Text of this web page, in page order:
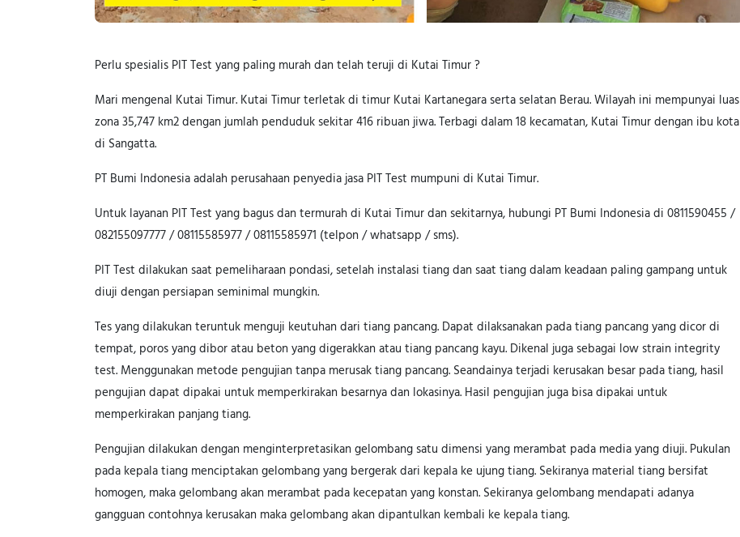
Perlu spesialis PIT Test yang paling murah dan telah teruji di Kutai Timur ?
Mari mengenal Kutai Timur. Kutai Timur terletak di timur Kutai Kartanegara serta selatan Berau. Wilayah ini mempunyai luas
zona 35,747 km2 dengan jumlah penduduk sekitar 416 ribuan jiwa. Terbagi dalam 18 kecamatan, Kutai Timur dengan ibu kota
di Sangatta.
PT Bumi Indonesia adalah perusahaan penyedia jasa PIT Test mumpuni di Kutai Timur.
Untuk layanan PIT Test yang bagus dan termurah di Kutai Timur dan sekitarnya, hubungi PT Bumi Indonesia di 0811590455 /
082155097777 / 08115585977 / 08115585971 (telpon / whatsapp / sms).
PIT Test dilakukan saat pemeliharaan pondasi, setelah instalasi tiang dan saat tiang dalam keadaan paling gampang untuk
diuji dengan persiapan seminimal mungkin.
Tes yang dilakukan teruntuk menguji keutuhan dari tiang pancang. Dapat dilaksanakan pada tiang pancang yang dicor di
tempat, poros yang dibor atau beton yang digerakkan atau tiang pancang kayu. Dikenal juga sebagai low strain integrity
test. Menggunakan metode pengujian tanpa merusak tiang pancang. Seandainya terjadi kerusakan besar pada tiang, hasil
pengujian dapat dipakai untuk memperkirakan besarnya dan lokasinya. Hasil pengujian juga bisa dipakai untuk
memperkirakan panjang tiang.
Pengujian dilakukan dengan menginterpretasikan gelombang satu dimensi yang merambat pada media yang diuji. Pukulan
pada kepala tiang menciptakan gelombang yang bergerak dari kepala ke ujung tiang. Sekiranya material tiang bersifat
homogen, maka gelombang akan merambat pada kecepatan yang konstan. Sekiranya gelombang mendapati adanya
gangguan contohnya kerusakan maka gelombang akan dipantulkan kembali ke kepala tiang.